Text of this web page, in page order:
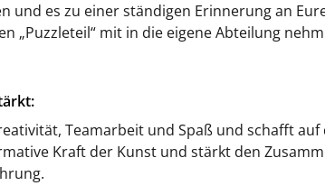
und es zu einer ständigen Erinnerung an
„Puzzleteil“ mit in die eigene Abteilung
Teamarbeit und Spaß und schafft auf
Kraft der Kunst und stärkt den